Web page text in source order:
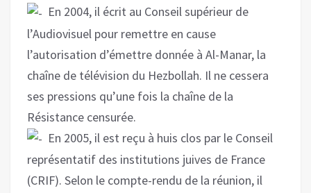
En 2004, il écrit au Conseil supérieur de
l’Audiovisuel pour remettre en cause
l’autorisation d’émettre donnée à Al-Manar, la
chaîne de télévision du Hezbollah. Il ne cessera
ses pressions qu’une fois la chaîne de la
Résistance censurée.
En 2005, il est reçu à huis clos par le Conseil
représentatif des institutions juives de France
(CRIF). Selon le compte-rendu de la réunion, il